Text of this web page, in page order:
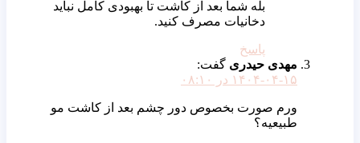
بله شما بعد از کاشت تا بهبودی کامل نباید
دخانیات مصرف کنید.
پاسخ
مهدی حیدری گفت:
۱۴۰۴-۰۴-۱۵ در ۰۸:۱۰
ورم صورت بخصوص دور چشم بعد از کاشت مو
طبیعیه؟